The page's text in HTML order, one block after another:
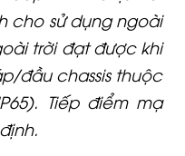
cho sử dụng ngoài
trời đạt được khi
đầu chassis thuộc
Tiếp điểm mạ